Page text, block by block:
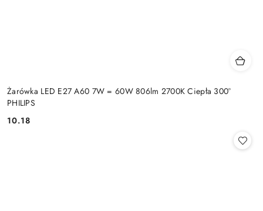
Żarówka LED E27 A60 7W = 60W 806lm 2700K Ciepła 300°
PHILIPS
Cena:
10.18